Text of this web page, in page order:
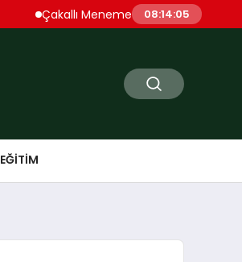
Çakallı Menemeni Denince Öne Çıkan
08:14:06
EĞITIM